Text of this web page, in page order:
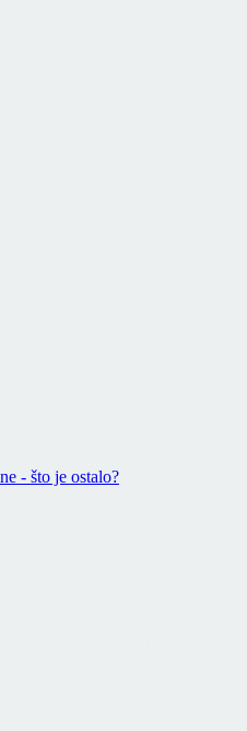
- što je ostalo?